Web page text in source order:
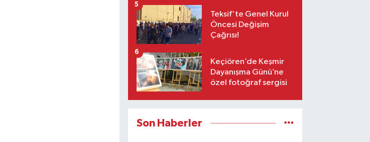
Teksif'te Genel Kurul
Öncesi Değişim
Çağrısı!
5
Keçiören’de Keşmir
Dayanışma Günü’ne
özel fotoğraf sergisi
6
Son Haberler